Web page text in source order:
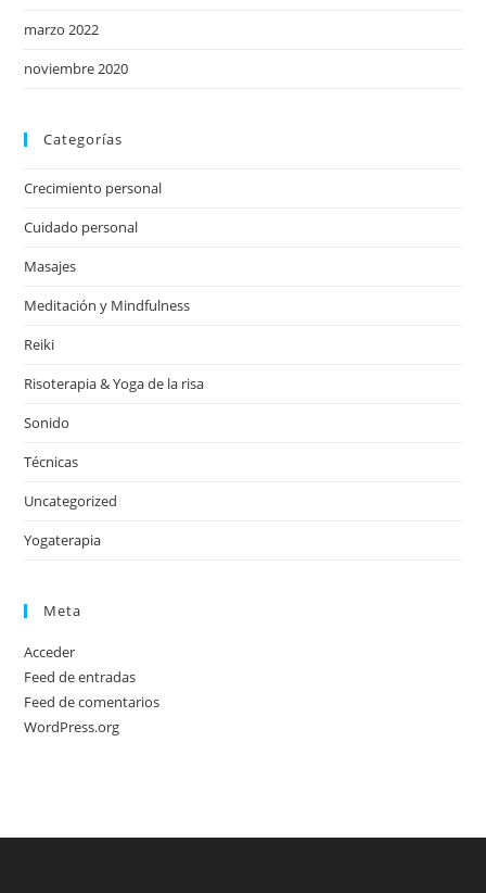
marzo 2022
noviembre 2020
Categorías
Crecimiento personal
Cuidado personal
Masajes
Meditación y Mindfulness
Reiki
Risoterapia & Yoga de la risa
Sonido
Técnicas
Uncategorized
Yogaterapia
Meta
Acceder
Feed de entradas
Feed de comentarios
WordPress.org